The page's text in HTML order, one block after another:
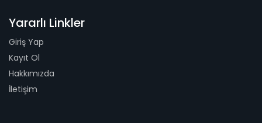
Yararlı Linkler
Giriş Yap
Kayıt Ol
Hakkımızda
İletişim